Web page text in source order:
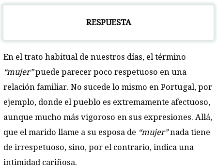
RESPUESTA
En el trato habitual de nuestros días, el término
“mujer”puede parecer poco respetuoso en una
relación familiar. No sucede lo mismo en Portugal, por
ejemplo, donde el pueblo es extremamente afectuoso,
aunque mucho más vigoroso en sus expresiones. Allá,
que el marido llame a su esposa de “mujer”nada tiene
de irrespetuoso, sino, por el contrario, indica una
intimidad cariñosa.